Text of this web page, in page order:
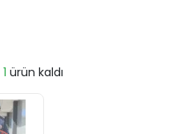
1 ürün kaldı